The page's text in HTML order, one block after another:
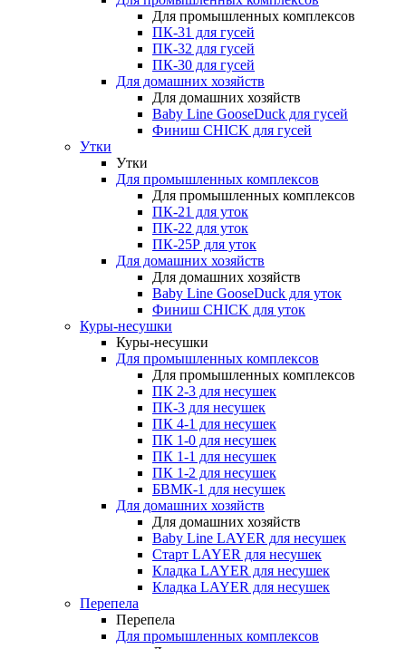
Для промышленных комплексов
ПК-31 для гусей
ПК-32 для гусей
ПК-30 для гусей
Для домашних хозяйств
Для домашних хозяйств
Baby Line GooseDuck для гусей
Финиш CHICK для гусей
Утки
Утки
Для промышленных комплексов
Для промышленных комплексов
ПК-21 для уток
ПК-22 для уток
ПК-25Р для уток
Для домашних хозяйств
Для домашних хозяйств
Baby Line GooseDuck для уток
Финиш CHICK для уток
Куры-несушки
Куры-несушки
Для промышленных комплексов
Для промышленных комплексов
ПК 2-3 для несушек
ПК-3 для несушек
ПК 4-1 для несушек
ПК 1-0 для несушек
ПК 1-1 для несушек
ПК 1-2 для несушек
БВМК-1 для несушек
Для домашних хозяйств
Для домашних хозяйств
Baby Line LAYER для несушек
Старт LAYER для несушек
Кладка LAYER для несушек
Кладка LAYER для несушек
Перепела
Перепела
Для промышленных комплексов